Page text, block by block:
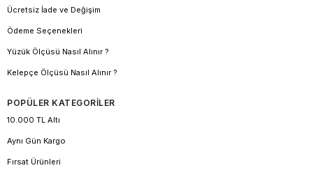
Ücretsiz İade ve Değişim
Ödeme Seçenekleri
Yüzük Ölçüsü Nasıl Alınır ?
Kelepçe Ölçüsü Nasıl Alınır ?
POPÜLER KATEGORİLER
10.000 TL Altı
Aynı Gün Kargo
Fırsat Ürünleri